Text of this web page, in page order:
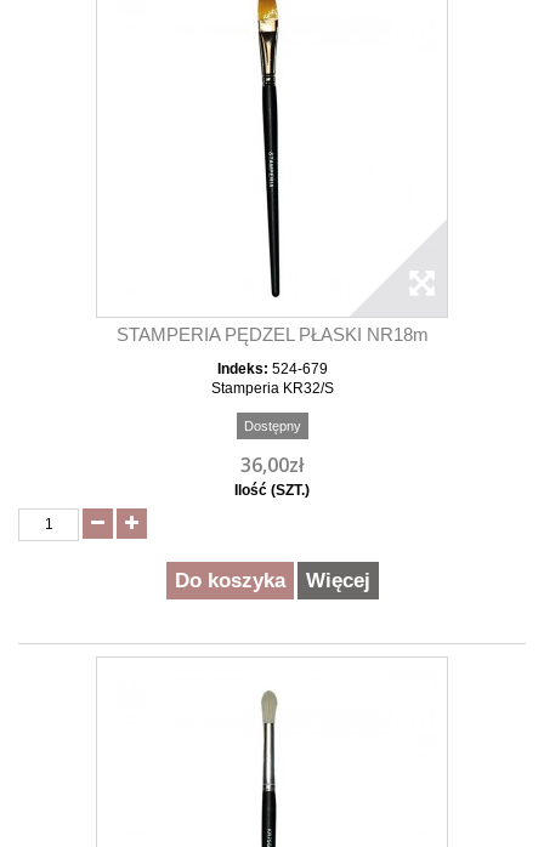
STAMPERIA PĘDZEL PŁASKI NR18m
Indeks: 524-679
Stamperia KR32/S
Dostępny
36,00zł
Ilość (SZT.)
Do koszyka Więcej